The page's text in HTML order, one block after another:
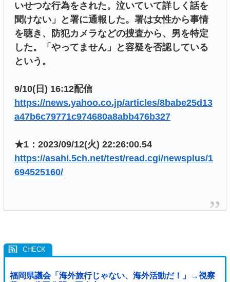
いせつな行為をされた。泣いていて詳しく話を
聞けない」と署に通報した。署は女性から事情
を聴き、防犯カメラなどの捜査から、男を特定
した。「やってません」と容疑を否認している
という。
9/10(日) 16:12配信
https://news.yahoo.co.jp/articles/8babe25d13
a47b6c79771c974680a8abb476b327
★1：2023/09/12(火) 22:26:00.54
https://asahi.5ch.net/test/read.cgi/newsplus/1
694525160/
福岡県議会「海外旅行じゃない、海外活動だ！」→視察